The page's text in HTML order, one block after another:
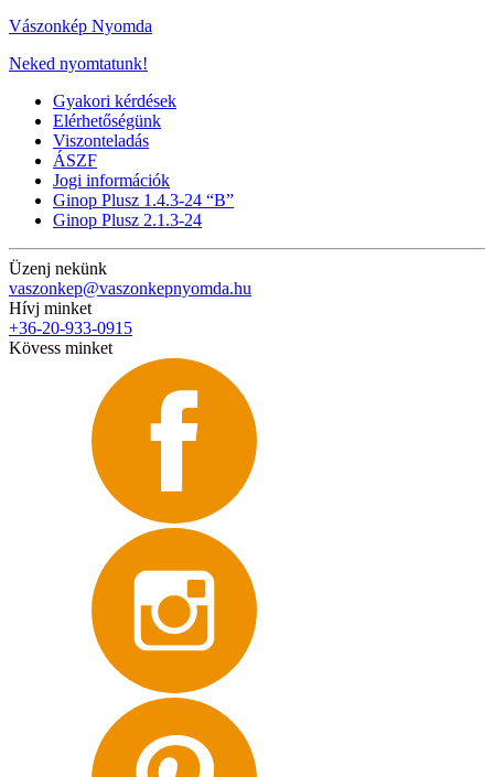
Vászonkép Nyomda
Neked nyomtatunk!
Gyakori kérdések
Elérhetőségünk
Viszonteladás
ÁSZF
Jogi információk
Ginop Plusz 1.4.3-24 “B”
Ginop Plusz 2.1.3-24
Üzenj nekünk
vaszonkep@vaszonkepnyomda.hu
Hívj minket
+36-20-933-0915
Kövess minket